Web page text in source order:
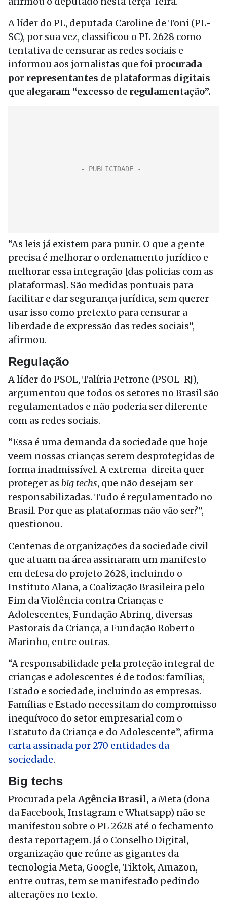
A líder do PL, deputada Caroline de Toni (PL-
SC), por sua vez, classificou o PL 2628 como
tentativa de censurar as redes sociais e
informou aos jornalistas que foi procurada
por representantes de plataformas digitais
que alegaram “excesso de regulamentação”.
“As leis já existem para punir. O que a gente
precisa é melhorar o ordenamento jurídico e
melhorar essa integração [das policias com as
plataformas]. São medidas pontuais para
facilitar e dar segurança jurídica, sem querer
usar isso como pretexto para censurar a
liberdade de expressão das redes sociais”,
afirmou.
Regulação
A líder do PSOL, Talíria Petrone (PSOL-RJ),
argumentou que todos os setores no Brasil são
regulamentados e não poderia ser diferente
com as redes sociais.
“Essa é uma demanda da sociedade que hoje
veem nossas crianças serem desprotegidas de
forma inadmissível. A extrema-direita quer
proteger as big techs, que não desejam ser
responsabilizadas. Tudo é regulamentado no
Brasil. Por que as plataformas não vão ser?”,
questionou.
Centenas de organizações da sociedade civil
que atuam na área assinaram um manifesto
em defesa do projeto 2628, incluindo o
Instituto Alana, a Coalização Brasileira pelo
Fim da Violência contra Crianças e
Adolescentes, Fundação Abrinq, diversas
Pastorais da Criança, a Fundação Roberto
Marinho, entre outras.
“A responsabilidade pela proteção integral de
crianças e adolescentes é de todos: famílias,
Estado e sociedade, incluindo as empresas.
Famílias e Estado necessitam do compromisso
inequívoco do setor empresarial com o
Estatuto da Criança e do Adolescente”, afirma
carta assinada por 270 entidades da
sociedade.
Big techs
Procurada pelaAgência Brasil, a Meta (dona
da Facebook, Instagram e Whatsapp) não se
manifestou sobre o PL 2628 até o fechamento
desta reportagem. Já o Conselho Digital,
organização que reúne as gigantes da
tecnologia Meta, Google, Tiktok, Amazon,
entre outras, tem se manifestado pedindo
alterações no texto.